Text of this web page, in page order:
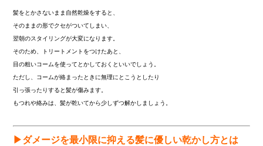
髪をとかさないまま自然乾燥をすると、
そのままの形でクセがついてしまい、
翌朝のスタイリングが大変になります。
そのため、トリートメントをつけたあと、
目の粗いコームを使ってとかしておくといいでしょう。
ただし、コームが絡まったときに無理にとこうとしたり
引っ張ったりすると髪が傷みます。
もつれや絡みは、髪が乾いてから少しずつ解かしましょう。
▶ダメージを最小限に抑える髪に優しい乾かし方とは